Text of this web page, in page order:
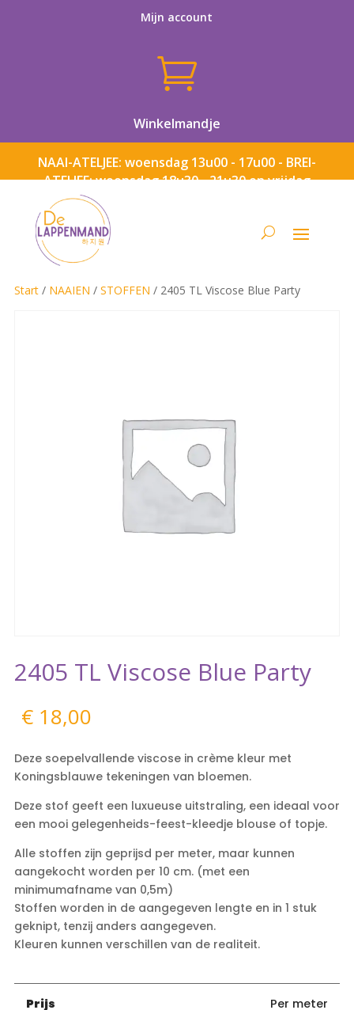
Mijn account

Winkelmandje
NAAI-ATELJEE: woensdag 13u00 - 17u00 - BREI-
ATELJEE: woensdag 18u30 - 21u30 en vrijdag
Start/ NAAIEN / STOFFEN / 2405 TL Viscose Blue Party
2405 TL Viscose Blue Party
€18,00
Deze soepelvallende viscose in crème kleur met
Koningsblauwe tekeningen van bloemen.
Deze stof geeft een luxueuse uitstraling, een ideaal voor
een mooi gelegenheids-feest-kleedje blouse of topje.
Alle stoffen zijn geprijsd per meter, maar kunnen
aangekocht worden per 10 cm. (met een
minimumafname van 0,5m)
Stoffen worden in de aangegeven lengte en in 1 stuk
geknipt, tenzij anders aangegeven.
Kleuren kunnen verschillen van de realiteit.
Prijs Per meter